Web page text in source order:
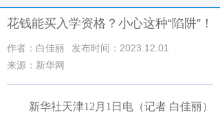
花钱能买入学资格？小心这种“陷阱”！
作者：白佳丽
发布时间：2023.12.01
来源：新华网
新华社天津12月1日电（记者 白佳丽）